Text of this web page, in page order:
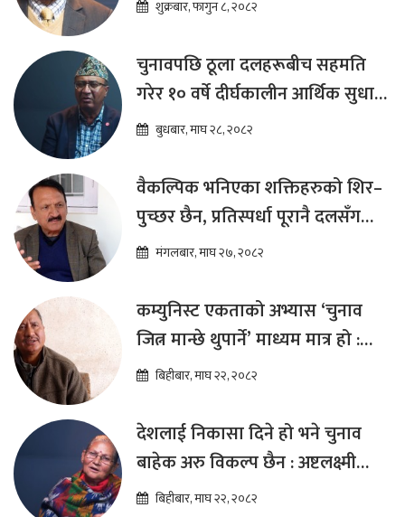
शुक्रबार, फागुन ८, २०८२
चुनावपछि ठूला दलहरूबीच सहमति
गरेर १० वर्षे दीर्घकालीन आर्थिक सुधार
कार्यक्रम ल्याउनुपर्छ : हेमराज ढकाल
बुधबार, माघ २८, २०८२
वैकल्पिक भनिएका शक्तिहरुको शिर–
पुच्छर छैन, प्रतिस्पर्धा पूरानै दलसँग
हुन्छ : डा.प्रकाश शरण महत
मंगलबार, माघ २७, २०८२
कम्युनिस्ट एकताको अभ्यास ‘चुनाव
जित्न मान्छे थुपार्ने’ माध्यम मात्र हो :
विप्लव
बिहीबार, माघ २२, २०८२
देशलाई निकासा दिने हो भने चुनाव
बाहेक अरु विकल्प छैन : अष्टलक्ष्मी
शाक्यबिहीबार, माघ २२, २०८२